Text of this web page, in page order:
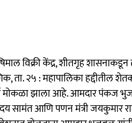
विक्री केंद्र, शीतगृह शासनाकडून
ता. २५ : महापालिका हद्दीतील
मोकळा झाला आहे. आमदार पंकज
सामंत आणि पणन मंत्री जयकुमार